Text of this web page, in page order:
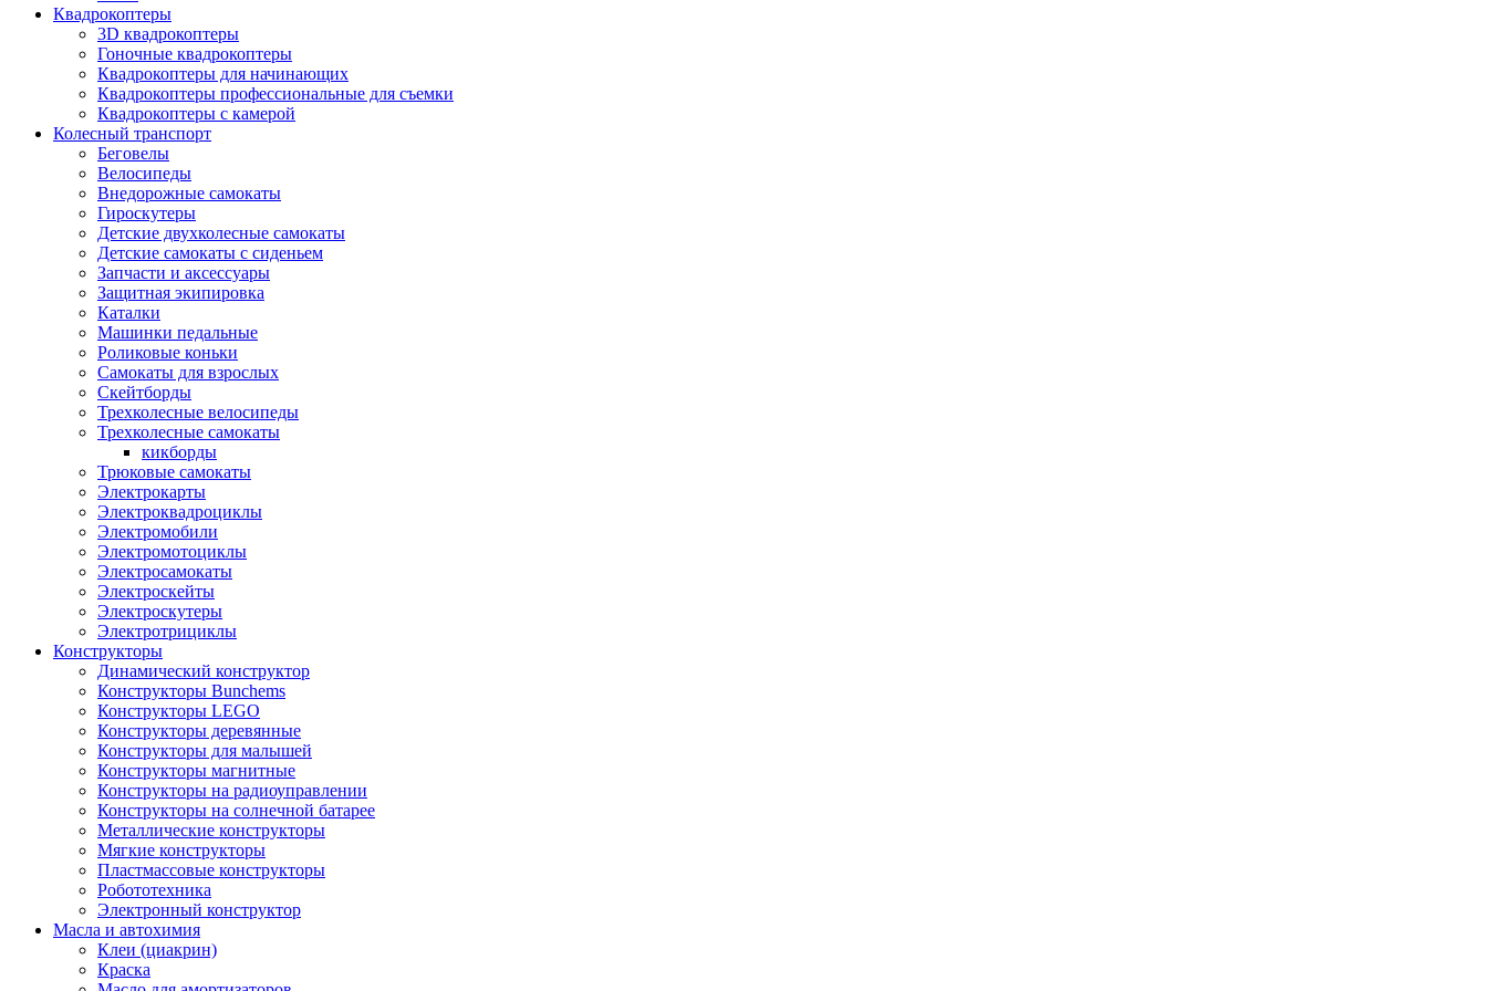
Квадрокоптеры
3D квадрокоптеры
Гоночные квадрокоптеры
Квадрокоптеры для начинающих
Квадрокоптеры профессиональные для съемки
Квадрокоптеры с камерой
Колесный транспорт
Беговелы
Велосипеды
Внедорожные самокаты
Гироскутеры
Детские двухколесные самокаты
Детские самокаты с сиденьем
Запчасти и аксессуары
Защитная экипировка
Каталки
Машинки педальные
Роликовые коньки
Самокаты для взрослых
Скейтборды
Трехколесные велосипеды
Трехколесные самокаты
кикборды
Трюковые самокаты
Электрокарты
Электроквадроциклы
Электромобили
Электромотоциклы
Электросамокаты
Электроскейты
Электроскутеры
Электротрициклы
Конструкторы
Динамический конструктор
Конструкторы Bunchems
Конструкторы LEGO
Конструкторы деревянные
Конструкторы для малышей
Конструкторы магнитные
Конструкторы на радиоуправлении
Конструкторы на солнечной батарее
Металлические конструкторы
Мягкие конструкторы
Пластмассовые конструкторы
Робототехника
Электронный конструктор
Масла и автохимия
Клеи (циакрин)
Краска